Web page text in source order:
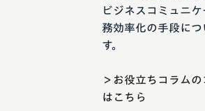
ビジネスコミュニ
務効率化の手段に
す。
＞お役立ちコラム
はこちら